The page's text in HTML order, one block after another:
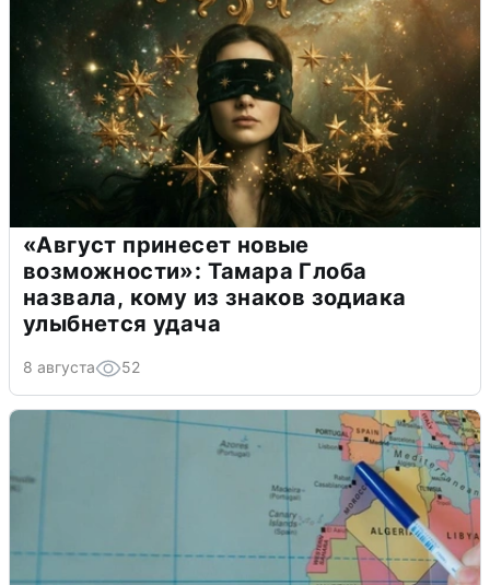
«Август принесет новые
возможности»: Тамара Глоба
назвала, кому из знаков зодиака
улыбнется удача
8 августа 52